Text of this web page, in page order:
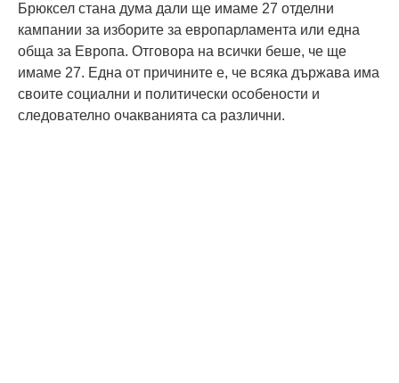
Брюксел стана дума дали ще имаме 27 отделни
кампании за изборите за европарламента или една
обща за Европа. Отговора на всички беше, че ще
имаме 27. Една от причините е, че всяка държава има
своите социални и политически особености и
следователно очакванията са различни.